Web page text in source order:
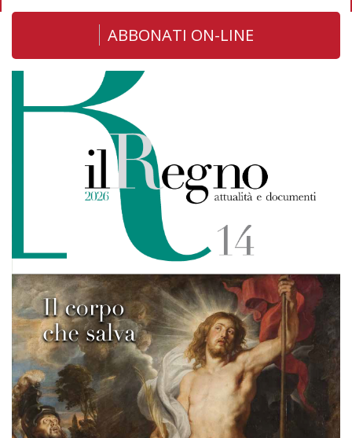
ABBONATI ON-LINE